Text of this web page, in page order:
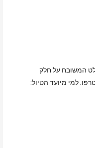
המשובח על חלק
למי מיועד הטיול: